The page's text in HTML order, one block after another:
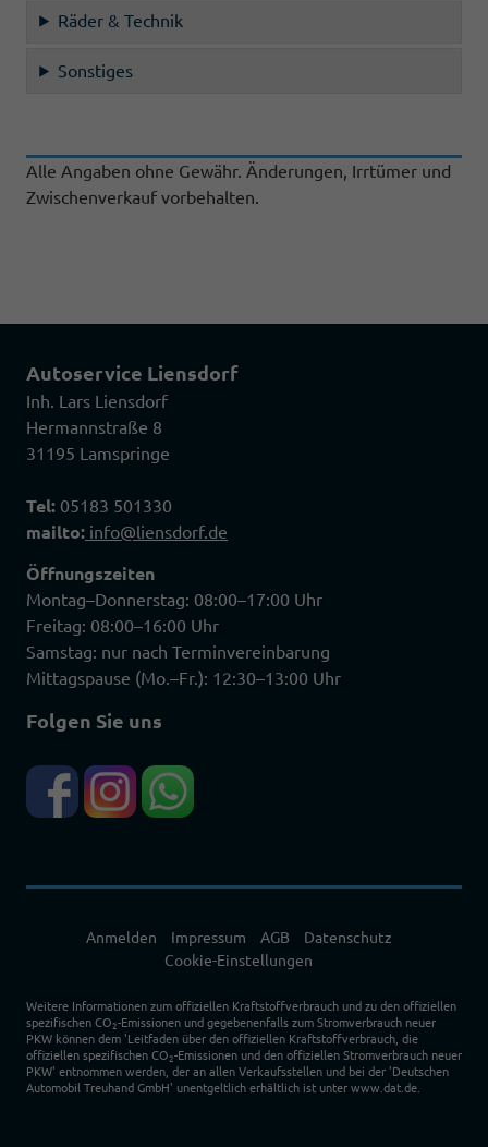
Räder & Technik
Sonstiges
Alle Angaben ohne Gewähr. Änderungen, Irrtümer und
Zwischenverkauf vorbehalten.
Autoservice Liensdorf
Inh. Lars Liensdorf
Hermannstraße 8
31195 Lamspringe
Tel: 05183 501330
mailto: info@liensdorf.de
Öffnungszeiten
Montag–Donnerstag: 08:00–17:00 Uhr
Freitag: 08:00–16:00 Uhr
Samstag: nur nach Terminvereinbarung
Mittagspause (Mo.–Fr.): 12:30–13:00 Uhr
Folgen Sie uns
Anmelden Impressum AGB
Datenschutz
Cookie-Einstellungen
Weitere Informationen zum offiziellen Kraftstoffverbrauch und zu den offiziellen
spezifischen CO2-Emissionen und gegebenenfalls zum Stromverbrauch neuer
PKW können dem 'Leitfaden über den offiziellen Kraftstoffverbrauch, die
offiziellen spezifischen CO2-Emissionen und den offiziellen Stromverbrauch neuer
PKW' entnommen werden, der an allen Verkaufsstellen und bei der 'Deutschen
Automobil Treuhand GmbH' unentgeltlich erhältlich ist unter www.dat.de.